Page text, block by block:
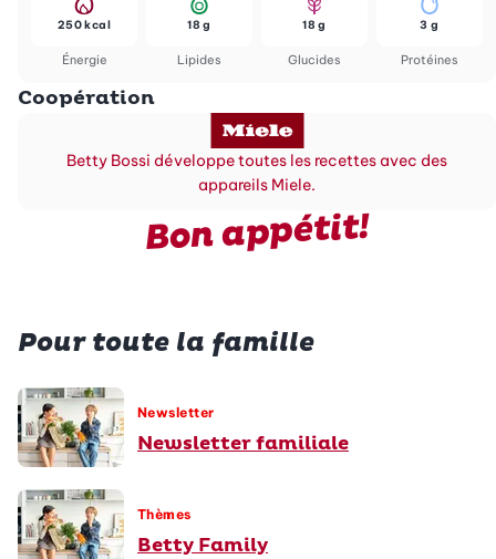
Énergie
250 kcal
Lipides
18 g
Glucides
18 g
Protéines
3 g
Coopération
Betty Bossi développe toutes les recettes avec des
appareils Miele.
Bon appétit!
Pour toute la famille
Newsletter
Newsletter familiale
Thèmes
Betty Family